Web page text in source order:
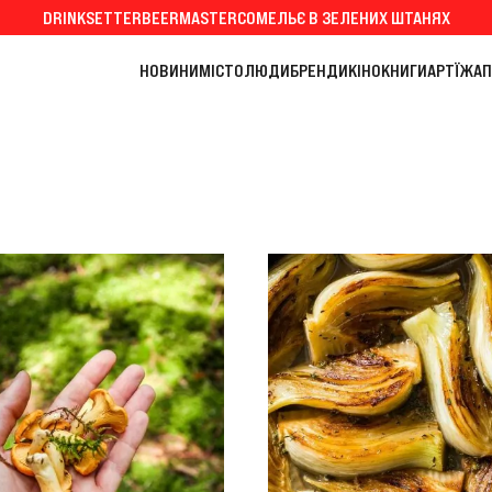
DRINKSETTERBEERMASTERСОМЕЛЬЄ В ЗЕЛЕНИХ ШТАНЯХ
НОВИНИМІСТОЛЮДИБРЕНДИКІНОКНИГИАРТЇЖА